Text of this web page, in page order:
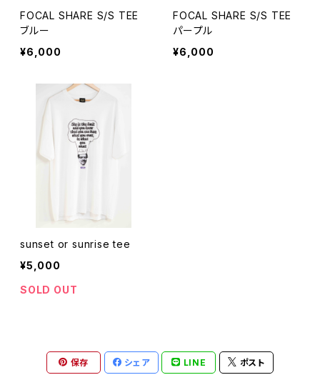
FOCAL SHARE S/S TEE
ブルー
¥6,000
FOCAL SHARE S/S TEE
パープル
¥6,000
sunset or sunrise tee
¥5,000
SOLD OUT
保存 シェア LINE ポスト